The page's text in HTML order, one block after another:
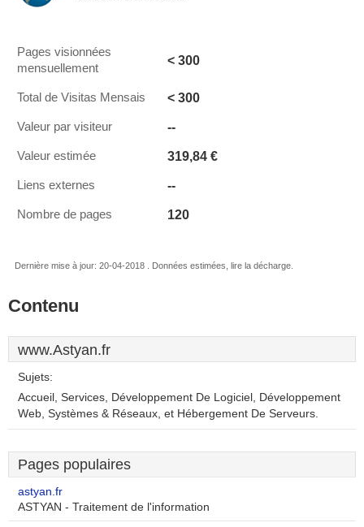
Pages visionnées
mensuellement
< 300
Total de Visitas Mensais < 300
Valeur par visiteur --
Valeur estimée 319,84 €
Liens externes --
Nombre de pages 120
Dernière mise à jour: 20-04-2018 . Données estimées, lire la décharge.
Contenu
www.Astyan.fr
Sujets:
Accueil, Services, Développement De Logiciel, Développement
Web, Systèmes & Réseaux, et Hébergement De Serveurs.
Pages populaires
astyan.fr
ASTYAN - Traitement de l'information